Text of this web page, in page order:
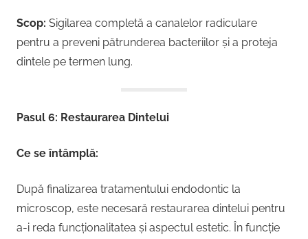
Scop: Sigilarea completă a canalelor radiculare
pentru a preveni pătrunderea bacteriilor și a proteja
dintele pe termen lung.
Pasul 6: Restaurarea Dintelui
Ce se întâmplă:
După finalizarea tratamentului endodontic la
microscop, este necesară restaurarea dintelui pentru
a-i reda funcționalitatea și aspectul estetic. În funcție